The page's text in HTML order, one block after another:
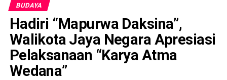
budaya Bali.
Sementara itu, Bendesa Adat Mengandang Wayan Sudiana
dalam laporannya menjelaskan bahwa ngaben massal ini
bukan hanya kewajiban spiritual, tetapi juga bentuk
pelestarian budaya yang diwariskan secara turun-temurun.
BUDAYA
Hadiri “Mapurwa Daksina”,
Walikota Jaya Negara Apresiasi
Pelaksanaan “Karya Atma
Wedana”